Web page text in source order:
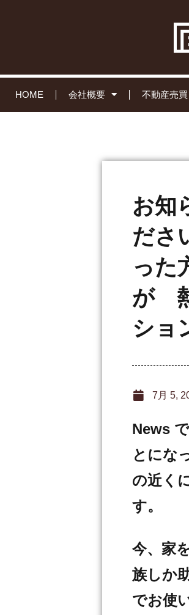
HOME 会社概要 不動産売買
お知
ださ
った
が
ショ
7月 5,
News
とにな
の近く
す。
今、家
族しか
でお使